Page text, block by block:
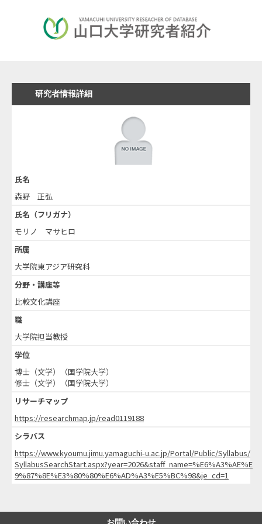
研究者情報詳細
氏名
森野 正弘
氏名（フリガナ）
モリノ マサヒロ
所属
大学院東アジア研究科
分野・講座等
比較文化講座
職
大学院担当教授
学位
博士（文学）（国学院大学）
修士（文学）（国学院大学）
リサーチマップ
https://researchmap.jp/read0119188
シラバス
https://www.kyoumu.jimu.yamaguchi-u.ac.jp/Portal/Public/Syllabus/
SyllabusSearchStart.aspx?year=2026&staff_name=%E6%A3%AE%E
9%87%8E%E3%80%80%E6%AD%A3%E5%BC%98&je_cd=1